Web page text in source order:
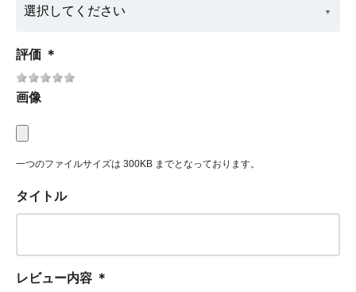
評価 ＊
画像
一つのファイルサイズは 300KB までとなっております。
タイトル
レビュー内容 ＊